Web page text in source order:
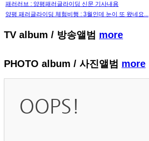
패러러브 : 양평패러글라이딩 신문 기사내용
양평 패러글라이딩 체험비행 : 3월인데 눈이 또 왔네요...
TV album / 방송앨범 more
PHOTO album / 사진앨범 more
OOPS!